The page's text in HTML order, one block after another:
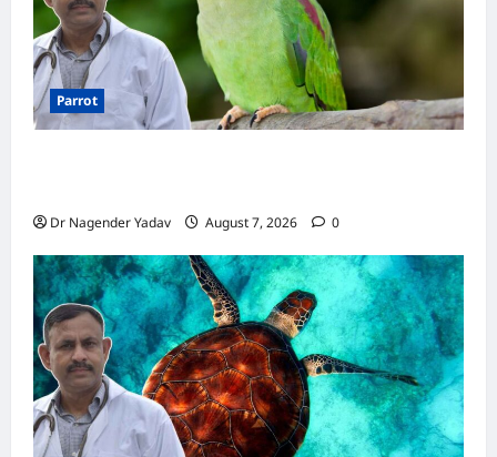
Parrot
Dr Nagender Yadav August 7, 2026 0